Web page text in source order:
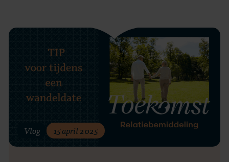
Vlog 15 april 2025